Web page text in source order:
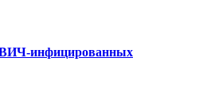
ВИЧ-инфицированных